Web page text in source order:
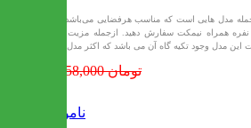
مدل هایی است که مناسب هرفضایی می‌باشد.این
مدل را می توانید برای 6 نفره همراه نیمکت سفارش دهید. ازجمله مزیت های
16,258,000 تومان
ناموجود